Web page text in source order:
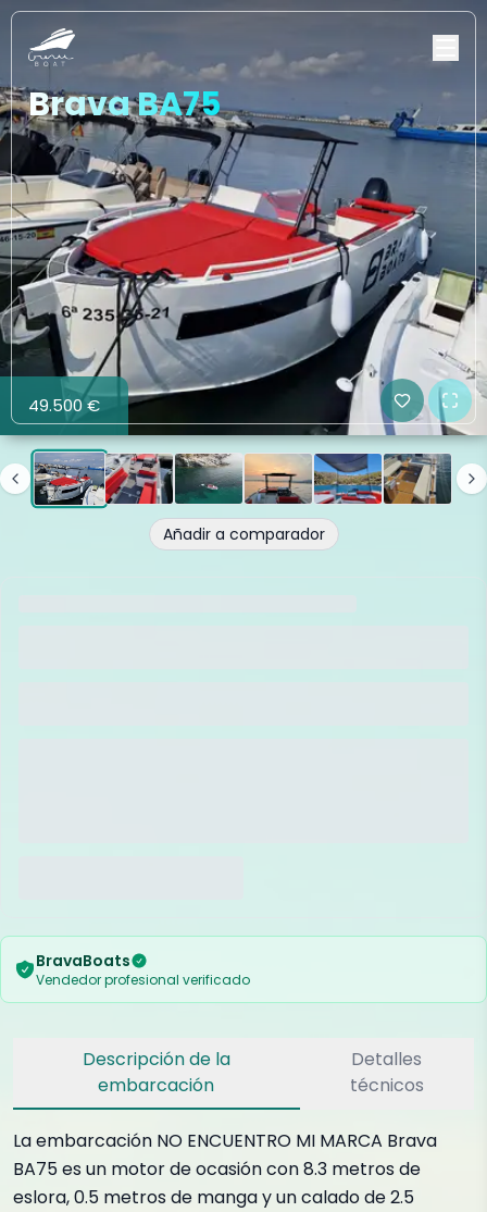
Brava BA75
49.500 €
Añadir a comparador
BravaBoats
Vendedor profesional verificado
Descripción de la
embarcación
Detalles
técnicos
La embarcación NO ENCUENTRO MI MARCA Brava
BA75 es un motor de ocasión con 8.3 metros de
eslora, 0.5 metros de manga y un calado de 2.5